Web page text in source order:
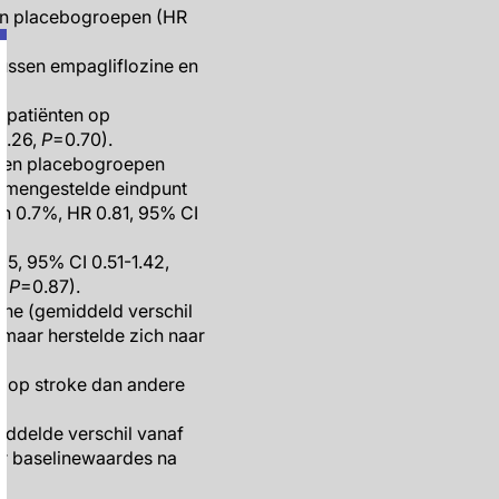
placebogroepen (HR
empagliflozine en
op
P=0.70).
placebogroepen
eindpunt
HR 0.81, 95% CI
95% CI 0.51-1.42,
P=0.87).
(gemiddeld verschil
herstelde zich naar
op stroke dan andere
verschil vanaf
baselinewaardes na